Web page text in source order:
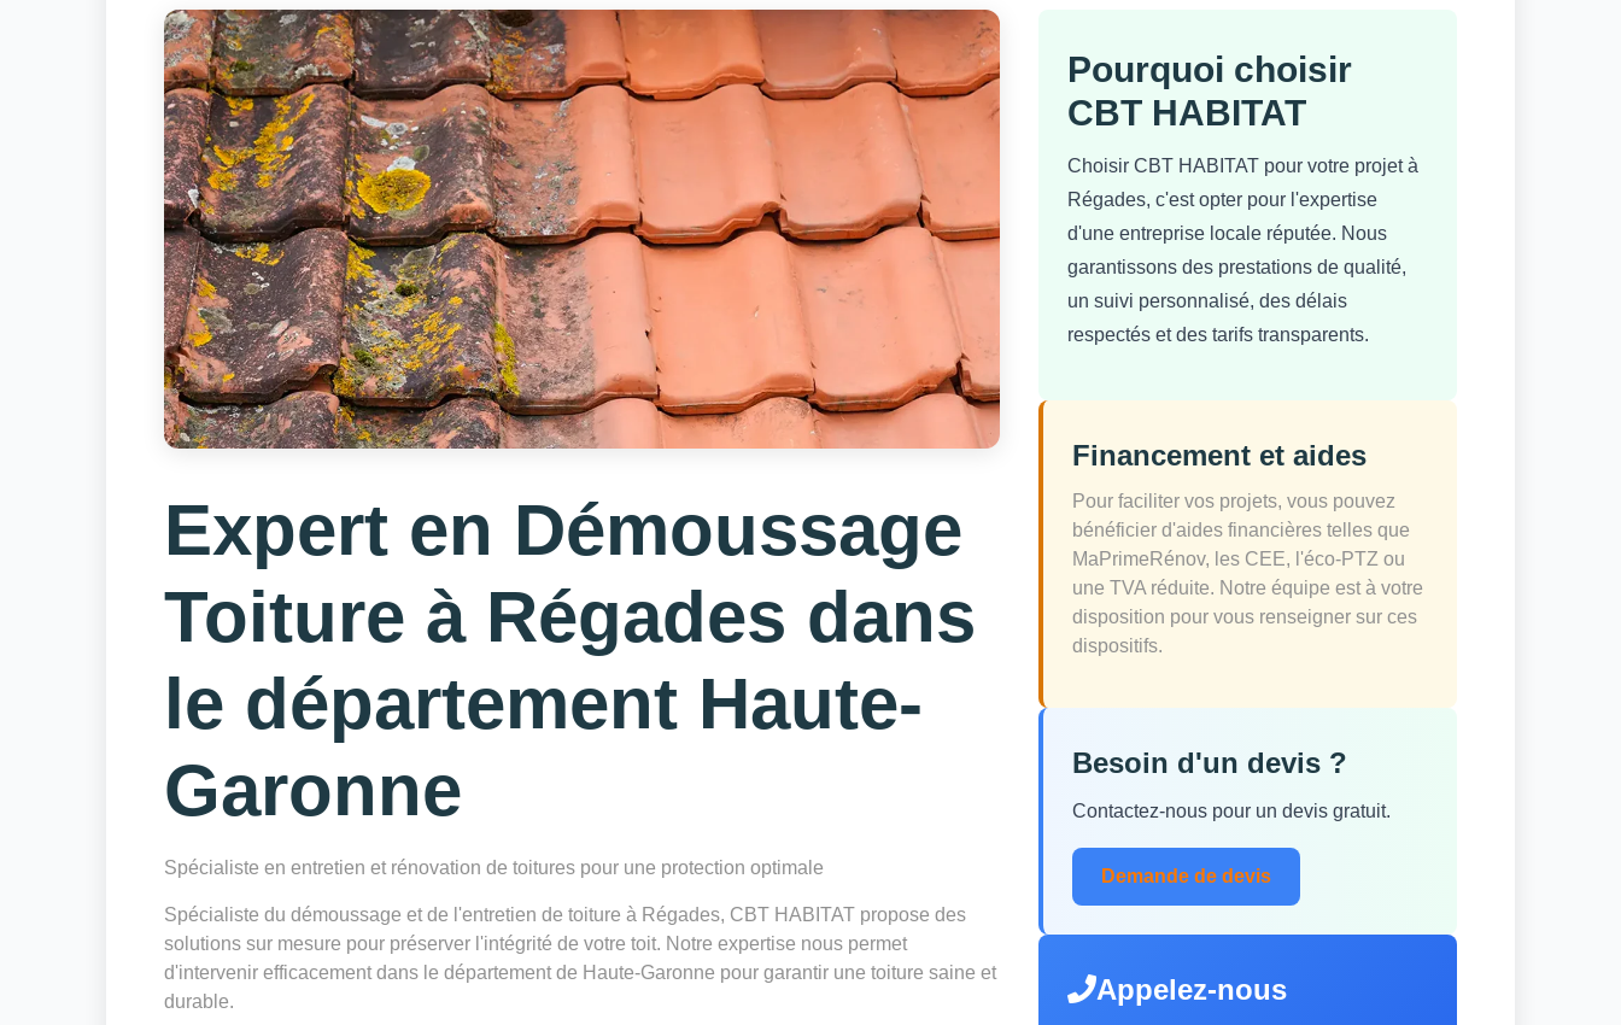
Expert en Démoussage
Toiture à Régades dans
le département Haute-
Garonne
Spécialiste en entretien et rénovation de toitures pour une protection optimale
Spécialiste du démoussage et de l'entretien de toiture à Régades, CBT HABITAT propose des
solutions sur mesure pour préserver l'intégrité de votre toit. Notre expertise nous permet
d'intervenir efficacement dans le département de Haute-Garonne pour garantir une toiture saine et
durable.
Pourquoi choisir
CBT HABITAT
Choisir CBT HABITAT pour votre projet à
Régades, c'est opter pour l'expertise
d'une entreprise locale réputée. Nous
garantissons des prestations de qualité,
un suivi personnalisé, des délais
respectés et des tarifs transparents.
Financement et aides
Pour faciliter vos projets, vous pouvez
bénéficier d'aides financières telles que
MaPrimeRénov, les CEE, l'éco-PTZ ou
une TVA réduite. Notre équipe est à votre
disposition pour vous renseigner sur ces
dispositifs.
Besoin d'un devis ?
Contactez-nous pour un devis gratuit.
Demande de devis
Appelez-nous